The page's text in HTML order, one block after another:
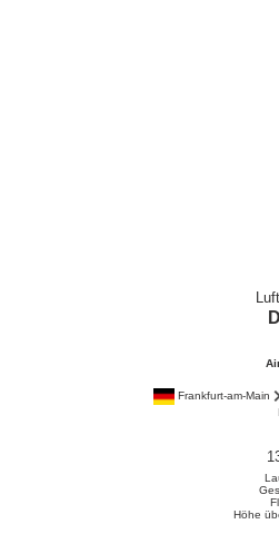
Frankfurt-am-Main
Höhe